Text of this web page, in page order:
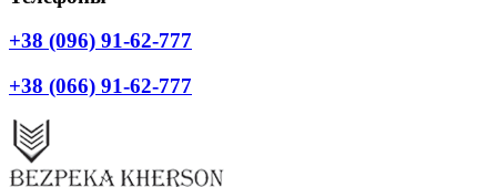
+38 (096) 91-62-777
+38 (066) 91-62-777